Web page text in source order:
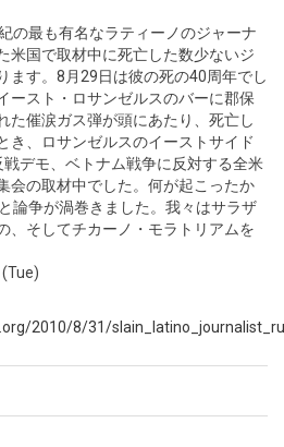
の最も有名なラティーノのジャーナ
米国で取材中に死亡した数少ないジ
ます。8月29日は彼の死の40周年でし
ースト・ロサンゼルスのバーに郡保
た催涙ガス弾が頭にあたり、死亡し
き、ロサンゼルスのイーストサイド
デモ、ベトナム戦争に反対する全米
会の取材中でした。何が起こったか
論争が渦巻きました。我々はサラザ
、そしてチカーノ・モラトリアムを
2010/8/31/